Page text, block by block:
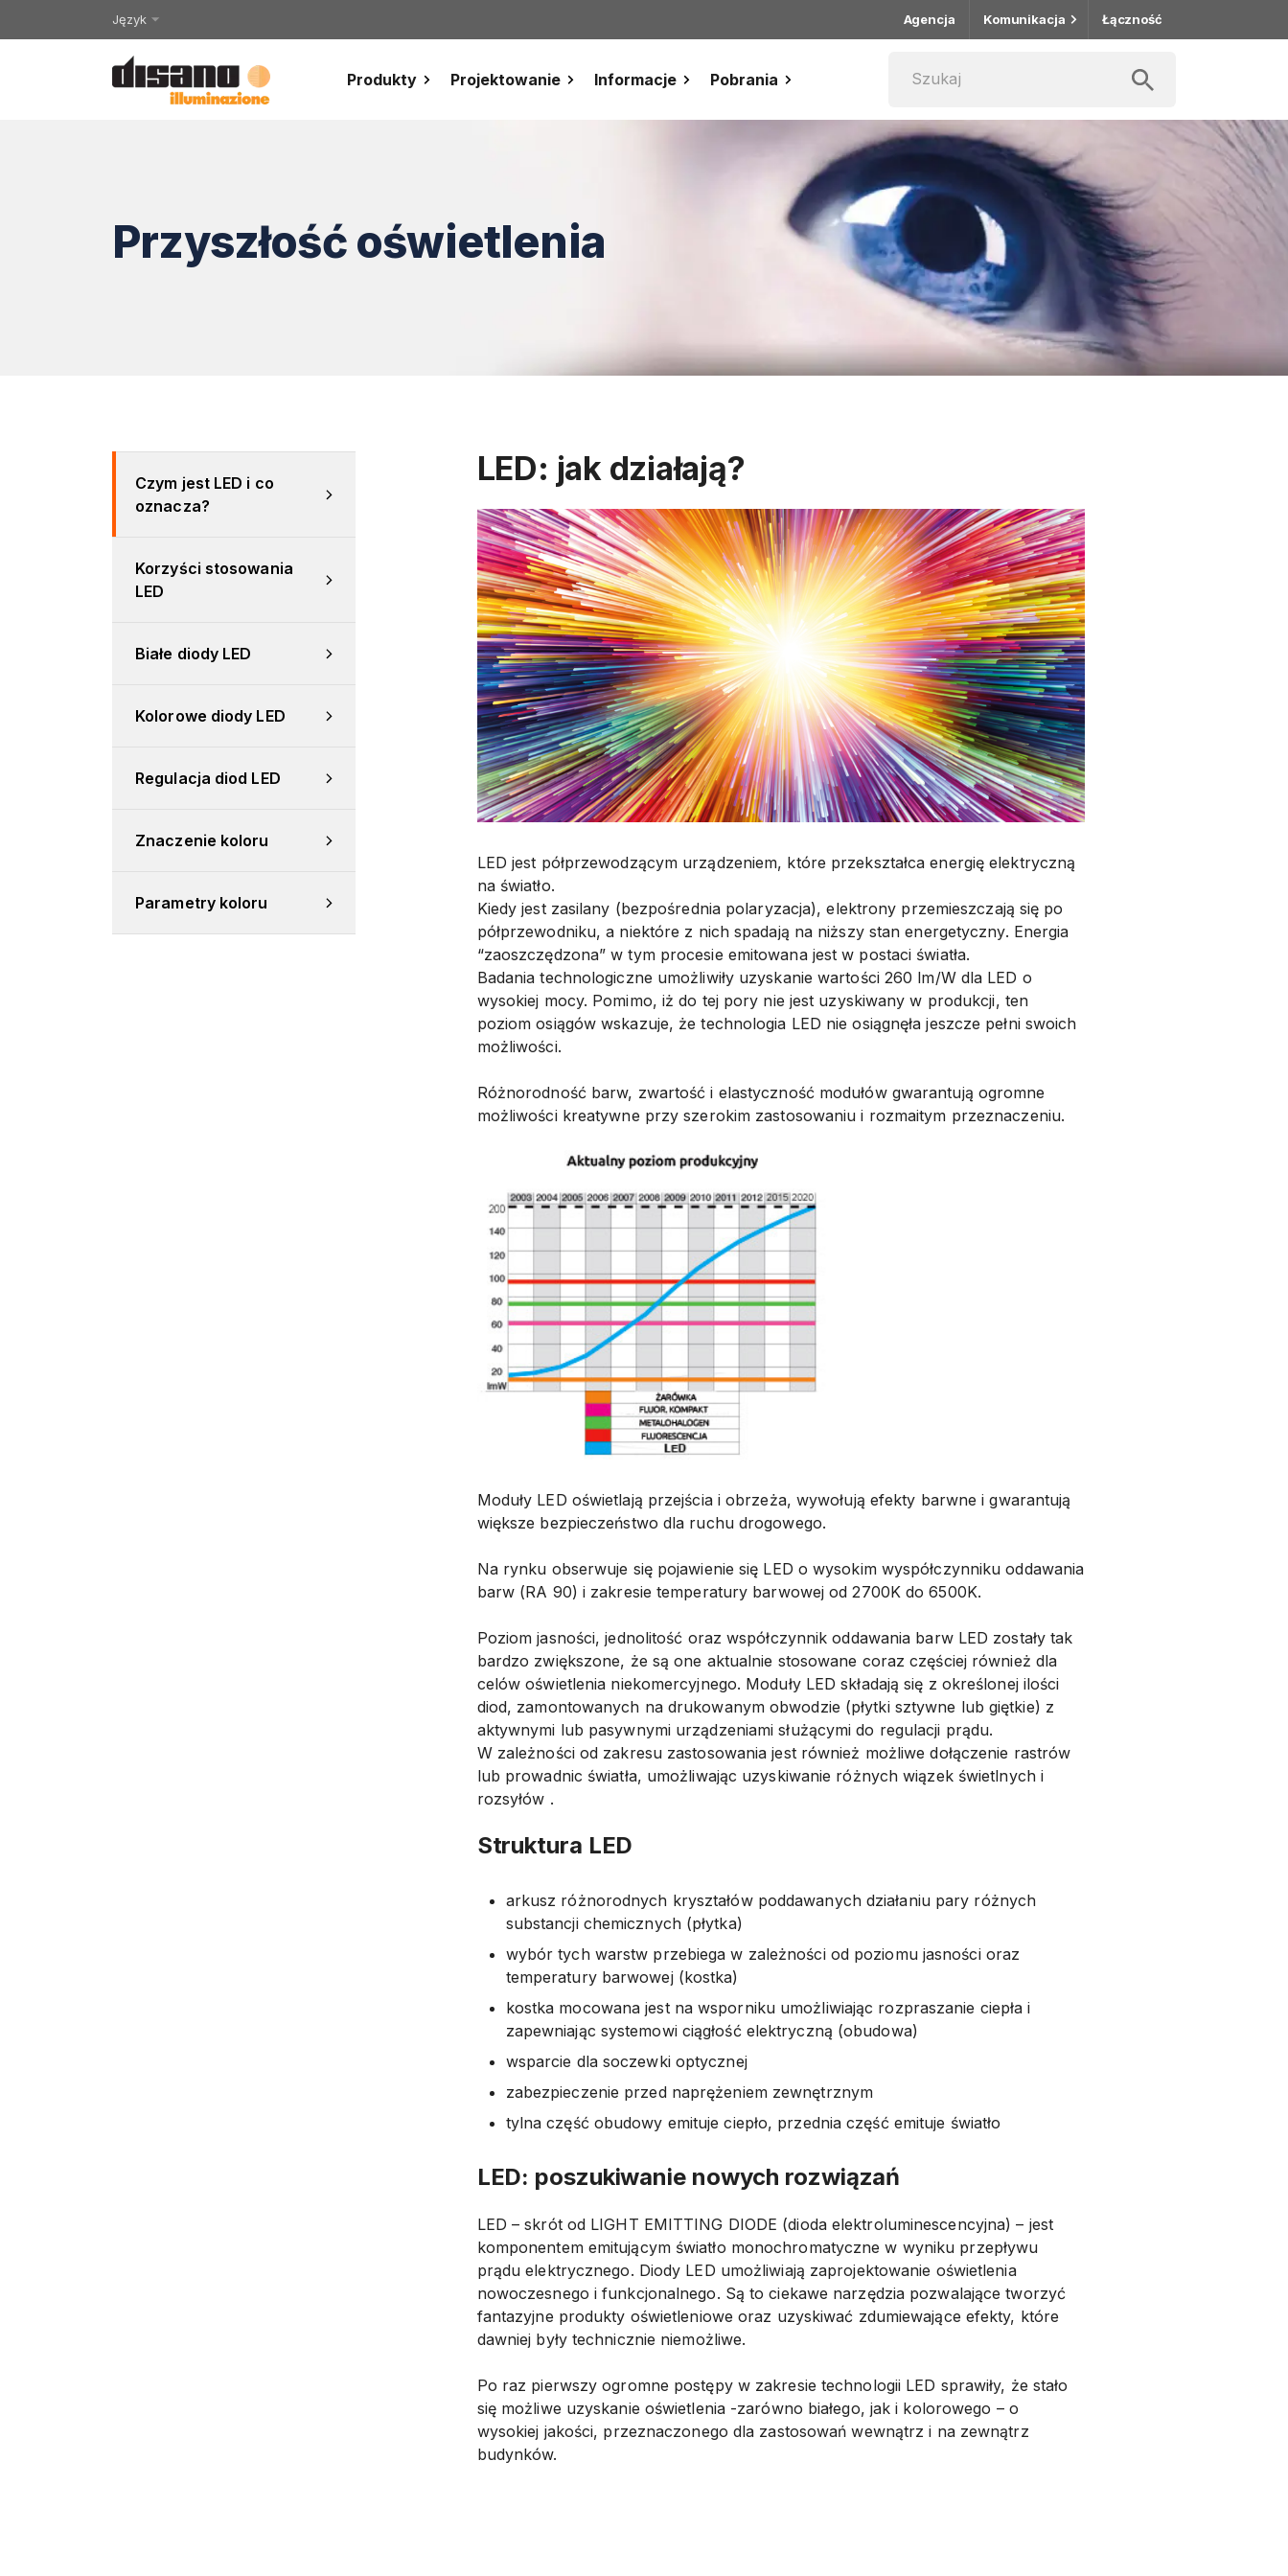
Język Agencja Komunikacja Łączność
Produkty Projektowanie Informacje Pobrania
Przyszłość oświetlenia
Czym jest LED i co
oznacza?
Korzyści stosowania
LED
Białe diody LED
Kolorowe diody LED
Regulacja diod LED
Znaczenie koloru
Parametry koloru
LED: jak działają?
LED jest półprzewodzącym urządzeniem, które przekształca energię elektryczną
na światło.
Kiedy jest zasilany (bezpośrednia polaryzacja), elektrony przemieszczają się po
półprzewodniku, a niektóre z nich spadają na niższy stan energetyczny. Energia
“zaoszczędzona” w tym procesie emitowana jest w postaci światła.
Badania technologiczne umożliwiły uzyskanie wartości 260 lm/W dla LED o
wysokiej mocy. Pomimo, iż do tej pory nie jest uzyskiwany w produkcji, ten
poziom osiągów wskazuje, że technologia LED nie osiągnęła jeszcze pełni swoich
możliwości.
Różnorodność barw, zwartość i elastyczność modułów gwarantują ogromne
możliwości kreatywne przy szerokim zastosowaniu i rozmaitym przeznaczeniu.
Moduły LED oświetlają przejścia i obrzeża, wywołują efekty barwne i gwarantują
większe bezpieczeństwo dla ruchu drogowego.
Na rynku obserwuje się pojawienie się LED o wysokim wyspółczynniku oddawania
barw (RA 90) i zakresie temperatury barwowej od 2700K do 6500K.
Poziom jasności, jednolitość oraz współczynnik oddawania barw LED zostały tak
bardzo zwiększone, że są one aktualnie stosowane coraz częściej również dla
celów oświetlenia niekomercyjnego. Moduły LED składają się z określonej ilości
diod, zamontowanych na drukowanym obwodzie (płytki sztywne lub giętkie) z
aktywnymi lub pasywnymi urządzeniami służącymi do regulacji prądu.
W zależności od zakresu zastosowania jest również możliwe dołączenie rastrów
lub prowadnic światła, umożliwając uzyskiwanie różnych wiązek świetlnych i
rozsyłów .
Struktura LED
arkusz różnorodnych kryształów poddawanych działaniu pary różnych
substancji chemicznych (płytka)
wybór tych warstw przebiega w zależności od poziomu jasności oraz
temperatury barwowej (kostka)
kostka mocowana jest na wsporniku umożliwiając rozpraszanie ciepła i
zapewniając systemowi ciągłość elektryczną (obudowa)
wsparcie dla soczewki optycznej
zabezpieczenie przed naprężeniem zewnętrznym
tylna część obudowy emituje ciepło, przednia część emituje światło
LED: poszukiwanie nowych rozwiązań
LED – skrót od LIGHT EMITTING DIODE (dioda elektroluminescencyjna) – jest
komponentem emitującym światło monochromatyczne w wyniku przepływu
prądu elektrycznego. Diody LED umożliwiają zaprojektowanie oświetlenia
nowoczesnego i funkcjonalnego. Są to ciekawe narzędzia pozwalające tworzyć
fantazyjne produkty oświetleniowe oraz uzyskiwać zdumiewające efekty, które
dawniej były technicznie niemożliwe.
Po raz pierwszy ogromne postępy w zakresie technologii LED sprawiły, że stało
się możliwe uzyskanie oświetlenia -zarówno białego, jak i kolorowego – o
wysokiej jakości, przeznaczonego dla zastosowań wewnątrz i na zewnątrz
budynków.